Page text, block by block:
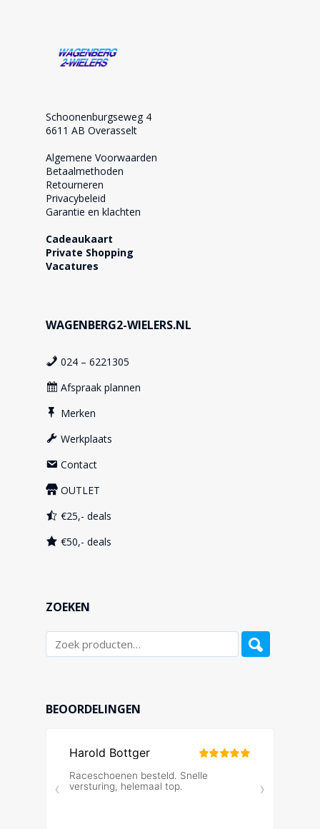
Schoonenburgseweg 4
6611 AB Overasselt
Algemene Voorwaarden
Betaalmethoden
Retourneren
Privacybeleid
Garantie en klachten
Cadeaukaart
Private Shopping
Vacatures
WAGENBERG2-WIELERS.NL
024 – 6221305
Afspraak plannen
Merken
Werkplaats
Contact
OUTLET
€25,- deals
€50,- deals
ZOEKEN
BEOORDELINGEN